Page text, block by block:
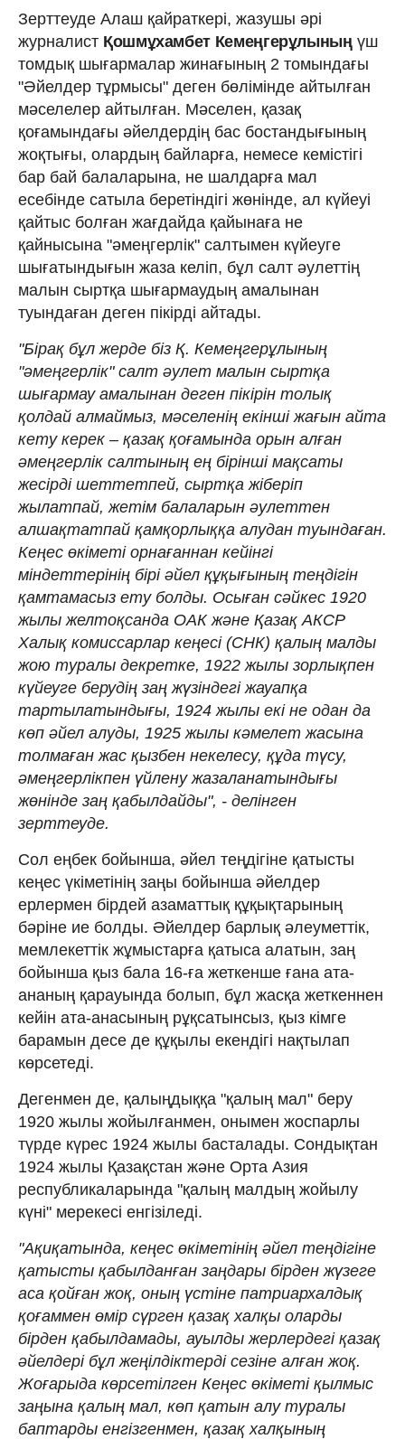
Зерттеуде Алаш қайраткері, жазушы әрі
журналист Қошмұхамбет Кемеңгерұлыныңүш
томдық шығармалар жинағының 2 томындағы
"Әйелдер тұрмысы" деген бөлімінде айтылған
мәселелер айтылған. Мәселен, қазақ
қоғамындағы әйелдердің бас бостандығының
жоқтығы, олардың байларға, немесе кемістігі
бар бай балаларына, не шалдарға мал
есебінде сатыла беретіндігі жөнінде, ал күйеуі
қайтыс болған жағдайда қайынаға не
қайнысына "әмеңгерлік" салтымен күйеуге
шығатындығын жаза келіп, бұл салт әулеттің
малын сыртқа шығармаудың амалынан
туындаған деген пікірді айтады.
"Бірақ бұл жерде біз Қ. Кемеңгерұлының
"әмеңгерлік" салт әулет малын сыртқа
шығармау амалынан деген пікірін толық
қолдай алмаймыз, мәселенің екінші жағын айта
кету керек – қазақ қоғамында орын алған
әмеңгерлік салтының ең бірінші мақсаты
жесірді шеттетпей, сыртқа жіберіп
жылатпай, жетім балаларын әулеттен
алшақтатпай қамқорлыққа алудан туындаған.
Кеңес өкіметі орнағаннан кейінгі
міндеттерінің бірі әйел құқығының теңдігін
қамтамасыз ету болды. Осыған сәйкес 1920
жылы желтоқсанда ОАК және Қазақ АКСР
Халық комиссарлар кеңесі (СНК) қалың малды
жою туралы декретке, 1922 жылы зорлықпен
күйеуге берудің заң жүзіндегі жауапқа
тартылатындығы, 1924 жылы екі не одан да
көп әйел алуды, 1925 жылы кәмелет жасына
толмаған жас қызбен некелесу, құда түсу,
әмеңгерлікпен үйлену жазаланатындығы
жөнінде заң қабылдайды", - делінген
зерттеуде.
Сол еңбек бойынша, әйел теңдігіне қатысты
кеңес үкіметінің заңы бойынша әйелдер
ерлермен бірдей азаматтық құқықтарының
бәріне ие болды. Әйелдер барлық әлеуметтік,
мемлекеттік жұмыстарға қатыса алатын, заң
бойынша қыз бала 16-ға жеткенше ғана ата-
ананың қарауында болып, бұл жасқа жеткеннен
кейін ата-анасының рұқсатынсыз, қыз кімге
барамын десе де құқылы екендігі нақтылап
көрсетеді.
Дегенмен де, қалыңдыққа "қалың мал" беру
1920 жылы жойылғанмен, онымен жоспарлы
түрде күрес 1924 жылы басталады. Сондықтан
1924 жылы Қазақстан және Орта Азия
республикаларында "қалың малдың жойылу
күні" мерекесі енгізіледі.
"Ақиқатында, кеңес өкіметінің әйел теңдігіне
қатысты қабылданған заңдары бірден жүзеге
аса қойған жоқ, оның үстіне патриархалдық
қоғаммен өмір сүрген қазақ халқы оларды
бірден қабылдамады, ауылды жерлердегі қазақ
әйелдері бұл жеңілдіктерді сезіне алған жоқ.
Жоғарыда көрсетілген Кеңес өкіметі қылмыс
заңына қалың мал, көп қатын алу туралы
баптарды енгізгенмен, қазақ халқының